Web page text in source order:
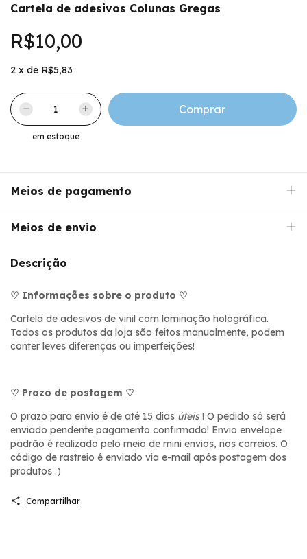
Cartela de adesivos Colunas Gregas
R$10,00
2 x de R$5,83
em estoque
Meios de pagamento
Meios de envio
Descrição
♡ Informações sobre o produto ♡
Cartela de adesivos de vinil com laminação holográfica.
Todos os produtos da loja são feitos manualmente, podem
conter leves diferenças ou imperfeições!
♡ Prazo de postagem ♡
O prazo para envio é de até 15 dias úteis! O pedido só será
enviado pendente pagamento confirmado! Envio envelope
padrão é realizado pelo meio de mini envios, nos correios. O
código de rastreio é enviado via e-mail após postagem dos
produtos :)
Compartilhar